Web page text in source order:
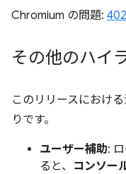
Chromium の問題:
その他のハイ
このリリースにおけ
りです。
ユーザー補助:
ると、 コンソー